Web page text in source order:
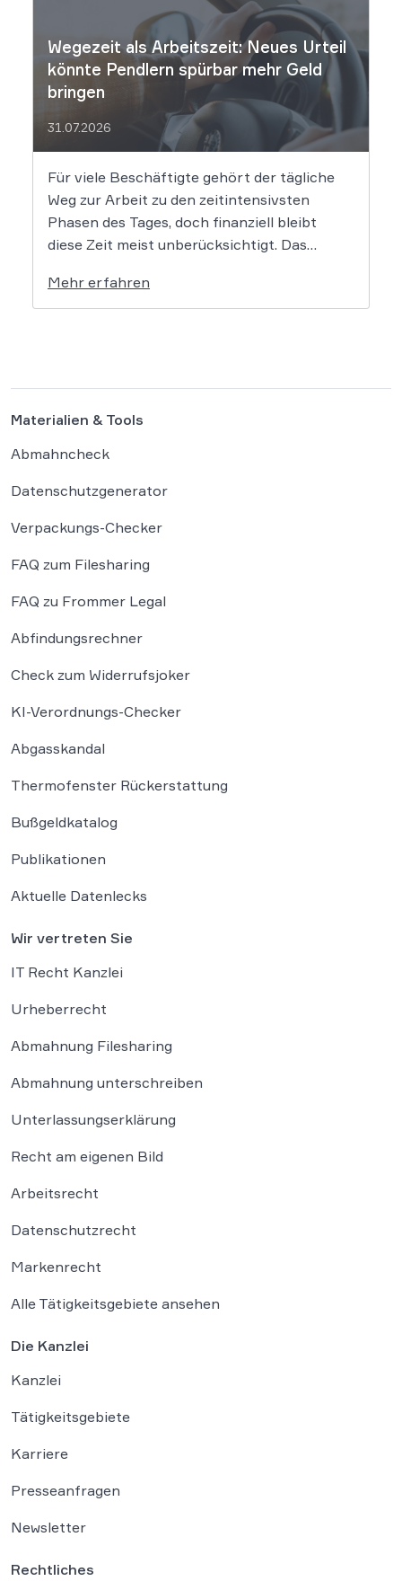
Urheberrecht, das Markenrecht und das
Patentrecht […]
Wegezeit als Arbeitszeit: Neues Urteil
könnte Pendlern spürbar mehr Geld
bringen
31.07.2026
Für viele Beschäftigte gehört der tägliche
Weg zur Arbeit zu den zeitintensivsten
Phasen des Tages, doch finanziell bleibt
diese Zeit meist unberücksichtigt. Das
in die Debatte bringen und vielen
Arbeitnehmern den Weg zu einer Vergütung
Mehr erfahren
Materialien & Tools
Abmahncheck
Datenschutzgenerator
Verpackungs-Checker
FAQ zum Filesharing
FAQ zu Frommer Legal
Abfindungsrechner
Check zum Widerrufsjoker
KI-Verordnungs-Checker
Abgasskandal
Thermofenster Rückerstattung
Bußgeldkatalog
Publikationen
Aktuelle Datenlecks
Wir vertreten Sie
IT Recht Kanzlei
Urheberrecht
Abmahnung Filesharing
Abmahnung unterschreiben
Unterlassungserklärung
Recht am eigenen Bild
Arbeitsrecht
Datenschutzrecht
Markenrecht
Alle Tätigkeitsgebiete ansehen
Die Kanzlei
Kanzlei
Tätigkeitsgebiete
Karriere
Presseanfragen
Newsletter
Rechtliches